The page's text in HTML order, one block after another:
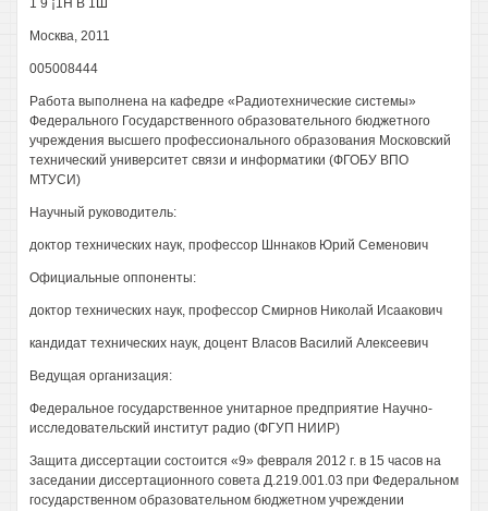
1 9 ¡1Н В 1Ш
Москва, 2011
005008444
Работа выполнена на кафедре «Радиотехнические системы»
Федерального Государственного образовательного бюджетного
учреждения высшего профессионального образования Московский
технический университет связи и информатики (ФГОБУ ВПО
МТУСИ)
Научный руководитель:
доктор технических наук, профессор Шннаков Юрий Семенович
Официальные оппоненты:
доктор технических наук, профессор Смирнов Николай Исаакович
кандидат технических наук, доцент Власов Василий Алексеевич
Ведущая организация:
Федеральное государственное унитарное предприятие Научно-
исследовательский институт радио (ФГУП НИИР)
Защита диссертации состоится «9» февраля 2012 г. в 15 часов на
заседании диссертационного совета Д.219.001.03 при Федеральном
государственном образовательном бюджетном учреждении